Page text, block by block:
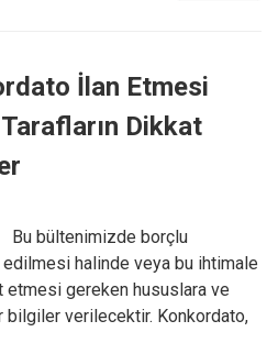
İlan Etmesi
Dikkat
Bu bültenimizde borçlu
halinde veya bu ihtimale
etmesi gereken hususlara ve
bilgiler verilecektir. Konkordato,